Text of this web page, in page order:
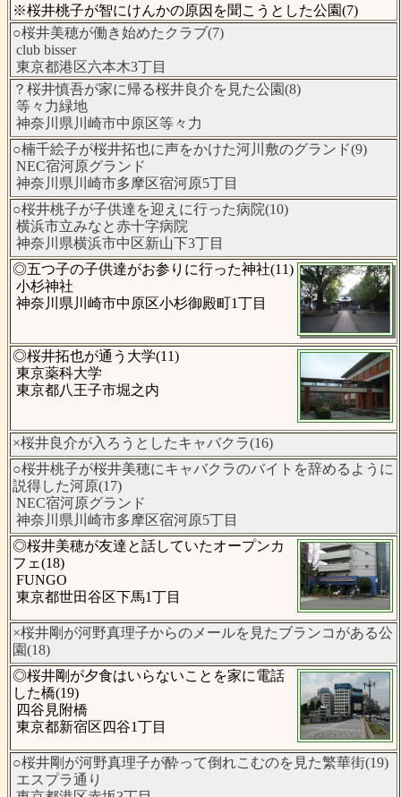
※桜井桃子が智にけんかの原因を聞こうとした公園(7)
○桜井美穂が働き始めたクラブ(7)
club bisser
東京都港区六本木3丁目
？桜井慎吾が家に帰る桜井良介を見た公園(8)
等々力緑地
神奈川県川崎市中原区等々力
○楠千絵子が桜井拓也に声をかけた河川敷のグランド(9)
NEC宿河原グランド
神奈川県川崎市多摩区宿河原5丁目
○桜井桃子が子供達を迎えに行った病院(10)
横浜市立みなと赤十字病院
神奈川県横浜市中区新山下3丁目
◎五つ子の子供達がお参りに行った神社(11)
小杉神社
神奈川県川崎市中原区小杉御殿町1丁目
◎桜井拓也が通う大学(11)
東京薬科大学
東京都八王子市堀之内
×桜井良介が入ろうとしたキャバクラ(16)
○桜井桃子が桜井美穂にキャバクラのバイトを辞めるように
説得した河原(17)
NEC宿河原グランド
神奈川県川崎市多摩区宿河原5丁目
◎桜井美穂が友達と話していたオープンカ
フェ(18)
FUNGO
東京都世田谷区下馬1丁目
×桜井剛が河野真理子からのメールを見たブランコがある公
園(18)
◎桜井剛が夕食はいらないことを家に電話
した橋(19)
四谷見附橋
東京都新宿区四谷1丁目
○桜井剛が河野真理子が酔って倒れこむのを見た繁華街(19)
エスプラ通り